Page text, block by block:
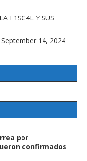
F1SC4L Y SUS
September 14, 2024
por
confirmados